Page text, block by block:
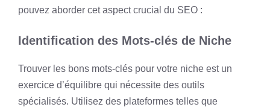
pouvez aborder cet aspect crucial du SEO :
Identification des Mots-clés de Niche
Trouver les bons mots-clés pour votre niche est un
exercice d’équilibre qui nécessite des outils
spécialisés. Utilisez des plateformes telles que